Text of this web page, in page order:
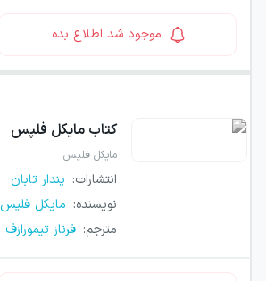
موجود شد اطلاع بده
کتاب مایکل فلپس
مایکل فلپس
انتشارات: پندار تابان
نویسنده: مایکل فلپس
مترجم: فرناز تیمورازف